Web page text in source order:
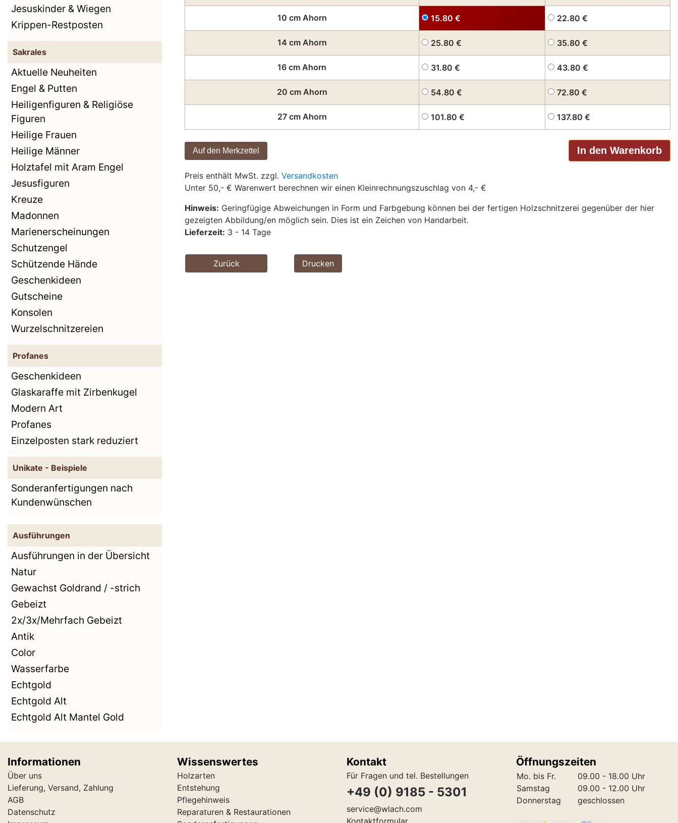
Jesuskinder & Wiegen
Krippen-Restposten
Sakrales
Aktuelle Neuheiten
Engel & Putten
Heiligenfiguren & Religiöse
Figuren
Heilige Frauen
Heilige Männer
Holztafel mit Aram Engel
Jesusfiguren
Kreuze
Madonnen
Marienerscheinungen
Schutzengel
Schützende Hände
Geschenkideen
Gutscheine
Konsolen
Wurzelschnitzereien
Profanes
Geschenkideen
Glaskaraffe mit Zirbenkugel
Modern Art
Profanes
Einzelposten stark reduziert
Unikate - Beispiele
Sonderanfertigungen nach
Kundenwünschen
Ausführungen
Ausführungen in der Übersicht
Natur
Gewachst Goldrand / -strich
Gebeizt
2x/3x/Mehrfach Gebeizt
Antik
Color
Wasserfarbe
Echtgold
Echtgold Alt
Echtgold Alt Mantel Gold
10 cm Ahorn 15.80 € 22.80 €
14 cm Ahorn 25.80 € 35.80 €
16 cm Ahorn 31.80 € 43.80 €
20 cm Ahorn 54.80 € 72.80 €
27 cm Ahorn 101.80 € 137.80 €
Preis enthält MwSt. zzgl. Versandkosten
Unter 50,- € Warenwert berechnen wir einen Kleinrechnungszuschlag von 4,- €
Hinweis: Geringfügige Abweichungen in Form und Farbgebung können bei der fertigen Holzschnitzerei gegenüber der hier
gezeigten Abbildung/en möglich sein. Dies ist ein Zeichen von Handarbeit.
Lieferzeit: 3 - 14 Tage
Zurück Drucken
Informationen
Über uns
Lieferung, Versand, Zahlung
AGB
Datenschutz
Wissenswertes
Holzarten
Entstehung
Pflegehinweis
Reparaturen & Restaurationen
Kontakt
Für Fragen und tel. Bestellungen
+49 (0) 9185 - 5301
service@wlach.com
Kontaktformular
Öffnungszeiten
Mo. bis Fr.
Samstag
Donnerstag
09.00 - 18.00 Uhr
09.00 - 12.00 Uhr
geschlossen